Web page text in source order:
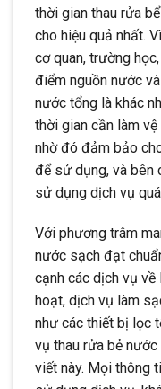
thời gian thau rửa
cho hiệu quả nhất.
cơ quan, trường
điểm nguồn nước
nước tổng là khác
thời gian cần làm
nhờ đó đảm bảo
để sử dụng, và bên
sử dụng dịch vụ
Với phương trâm
nước sạch đạt
cạnh các dịch vụ
hoạt, dịch vụ làm
như các thiết bị lọc
vụ thau rửa bẻ
viết này. Mọi thông